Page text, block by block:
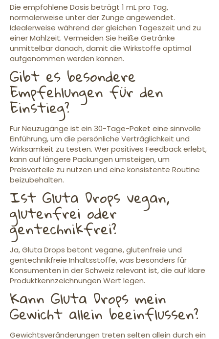
Die empfohlene Dosis beträgt 1 mL pro Tag,
normalerweise unter der Zunge angewendet.
Idealerweise während der gleichen Tageszeit und zu
einer Mahlzeit. Vermeiden Sie heiße Getränke
unmittelbar danach, damit die Wirkstoffe optimal
aufgenommen werden können.
Gibt es besondere
Empfehlungen für den
Einstieg?
Für Neuzugänge ist ein 30-Tage-Paket eine sinnvolle
Einführung, um die persönliche Verträglichkeit und
Wirksamkeit zu testen. Wer positives Feedback erlebt,
kann auf längere Packungen umsteigen, um
Preisvorteile zu nutzen und eine konsistente Routine
beizubehalten.
Ist Gluta Drops vegan,
glutenfrei oder
gentechnikfrei?
Ja, Gluta Drops betont vegane, glutenfreie und
gentechnikfreie Inhaltsstoffe, was besonders für
Konsumenten in der Schweiz relevant ist, die auf klare
Produktkennzeichnungen Wert legen.
Kann Gluta Drops mein
Gewicht allein beeinflussen?
Gewichtsveränderungen treten selten allein durch ein